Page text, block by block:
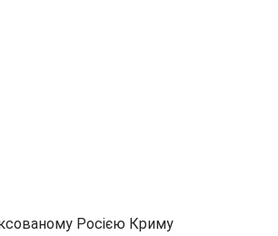
Росією Криму